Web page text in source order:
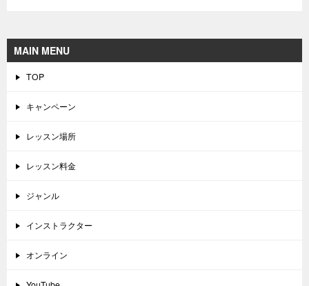
MAIN MENU
TOP
キャンペーン
レッスン場所
レッスン料金
ジャンル
インストラクター
オンライン